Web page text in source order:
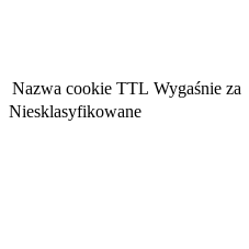
Nazwa cookie TTL Wygaśnie za
Niesklasyfikowane